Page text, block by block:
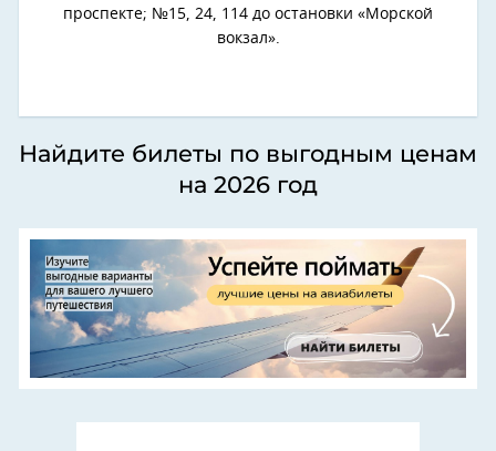
проспекте; №15, 24, 114 до остановки «Морской
вокзал».
Найдите билеты по выгодным ценам
на 2026 год